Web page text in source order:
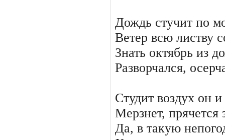
Дождь стучит по
Ветер всю листву
Знать октябрь из
Разворчался,
Студит воздух он и
Мерзнет, прячется
Да, в такую